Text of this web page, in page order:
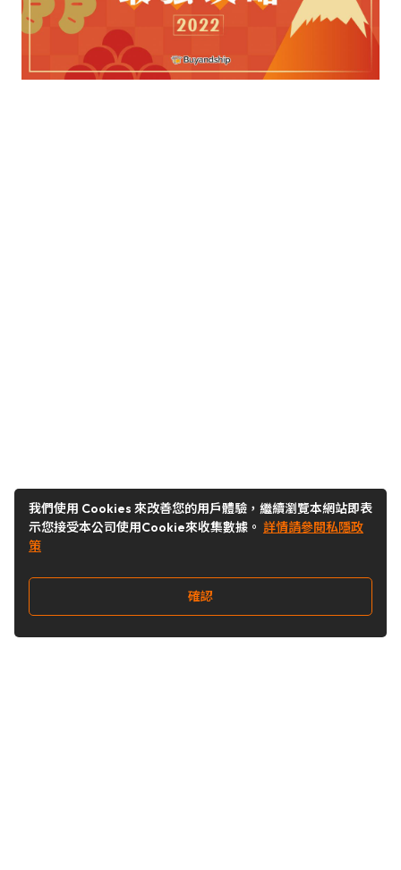
我們使用 Cookies 來改善您的用戶體驗，繼續瀏覽本網站即表
示您接受本公司使用Cookie來收集數據。 詳情請參閱私隱政
策
確認